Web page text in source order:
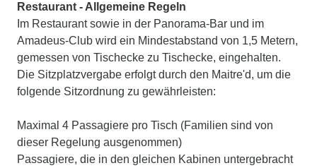
Restaurant - Allgemeine Regeln
Im Restaurant sowie in der Panorama-Bar und im
Amadeus-Club wird ein Mindestabstand von 1,5 Metern,
gemessen von Tischecke zu Tischecke, eingehalten.
Die Sitzplatzvergabe erfolgt durch den Maitre'd, um die
folgende Sitzordnung zu gewährleisten:
Maximal 4 Passagiere pro Tisch (Familien sind von
dieser Regelung ausgenommen)
Passagiere, die in den gleichen Kabinen untergebracht